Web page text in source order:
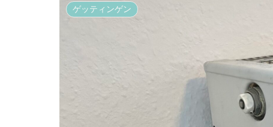
ゲッティンゲン